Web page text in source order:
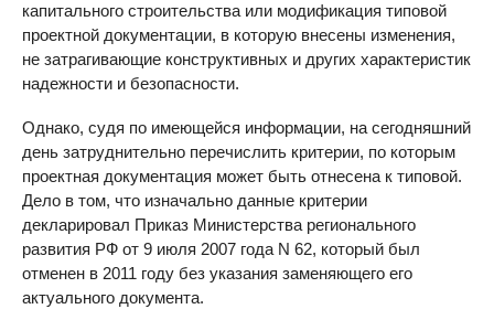
капитального строительства или модификация типовой
проектной документации, в которую внесены изменения,
не затрагивающие конструктивных и других характеристик
надежности и безопасности.
Однако, судя по имеющейся информации, на сегодняшний
день затруднительно перечислить критерии, по которым
проектная документация может быть отнесена к типовой.
Дело в том, что изначально данные критерии
декларировал Приказ Министерства регионального
развития РФ от 9 июля 2007 года N 62, который был
отменен в 2011 году без указания заменяющего его
актуального документа.